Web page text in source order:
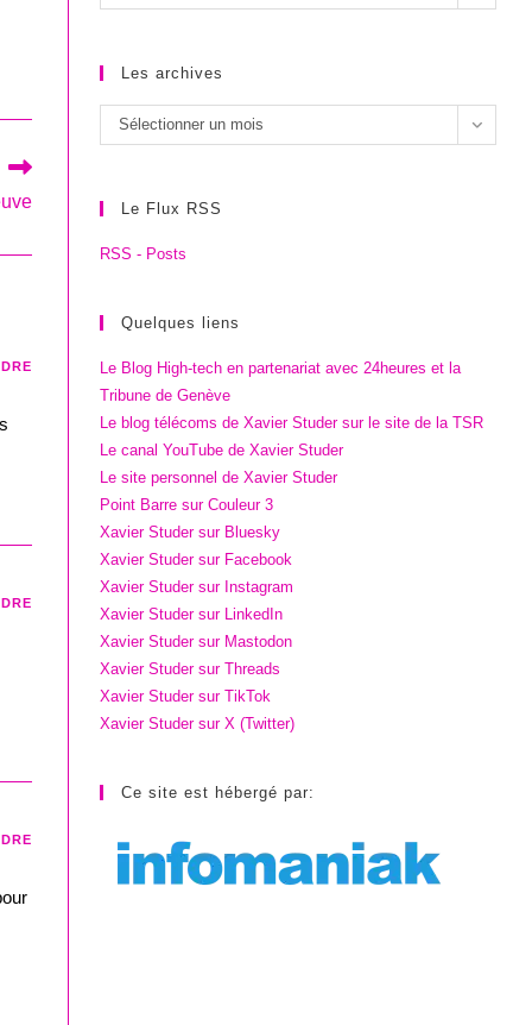
catégories
Les archives
Les
archives
Sélectionner un mois
Le Flux RSS
RSS - Posts
Quelques liens
Le Blog High-tech en partenariat avec 24heures et la
Tribune de Genève
Le blog télécoms de Xavier Studer sur le site de la TSR
Le canal YouTube de Xavier Studer
Le site personnel de Xavier Studer
Point Barre sur Couleur 3
Xavier Studer sur Bluesky
Xavier Studer sur Facebook
Xavier Studer sur Instagram
Xavier Studer sur LinkedIn
Xavier Studer sur Mastodon
Xavier Studer sur Threads
Xavier Studer sur TikTok
Xavier Studer sur X (Twitter)
Ce site est hébergé par: